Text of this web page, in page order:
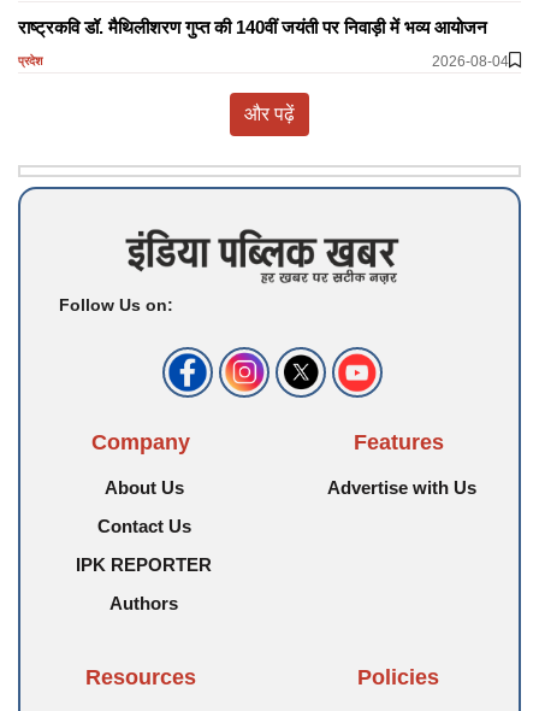
राष्ट्रकवि डॉ. मैथिलीशरण गुप्त की 140वीं जयंती पर निवाड़ी में भव्य आयोजन
प्रदेश 2026-08-04
और पढ़ें
Follow Us on:
Company
About Us
Contact Us
IPK REPORTER
Authors
Features
Advertise with Us
Resources Policies